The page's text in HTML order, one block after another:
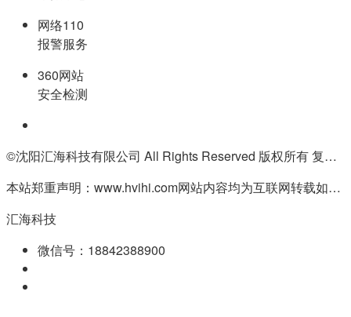
网络110
报警服务
360网站
安全检测
©沈阳汇海科技有限公司 All Rights Reserved 版权所有 复制必究
本站郑重声明：www.hvihi.com网站内容均为互联网转载如有侵权请联系QQ:55506560删除
汇海科技
微信号：18842388900